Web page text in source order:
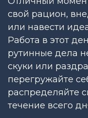
свой рацион,
или навести
Работа в этот
рутинные дела
скуки или
перегружайте
распределяйте
течение всего